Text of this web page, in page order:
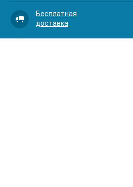
Бесплатная
доставка